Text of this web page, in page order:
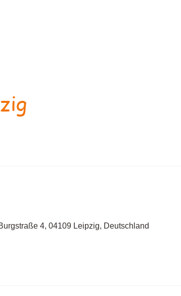
4, 04109 Leipzig, Deutschland